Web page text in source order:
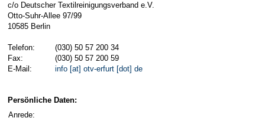
c/o Deutscher Textilreinigungsverband e.V.
Otto-Suhr-Allee 97/99
10585 Berlin
Telefon:
(030) 50 57 200 34
Fax:
(030) 50 57 200 59
E-Mail:
info [at] otv-erfurt [dot] de
Persönliche Daten:
Anrede: